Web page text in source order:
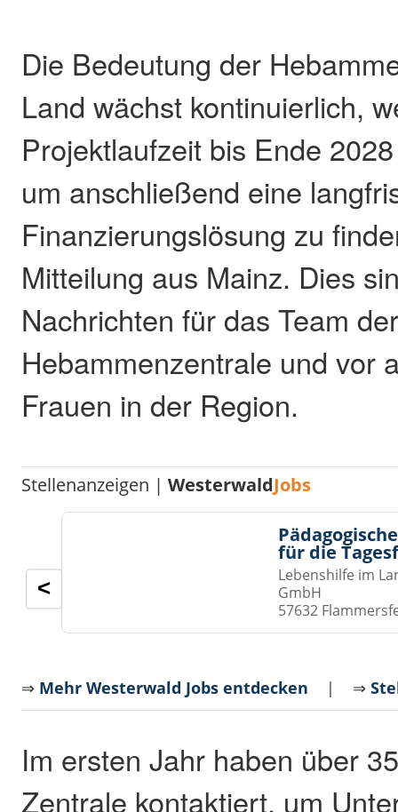
Die Bedeutung der
Land wächst kontinuierlich,
Projektlaufzeit bis Ende
um anschließend eine
Finanzierungslösung zu
Mitteilung aus Mainz. Dies
Nachrichten für das Team
Hebammenzentrale und vor
Frauen in der Region.
Stellenanzeigen |WesterwaldJobs
für die
Lebenshilfe im
GmbH
57632
<
⇒ Mehr Westerwald Jobs entdecken | ⇒
Im ersten Jahr haben über
Zentrale kontaktiert, um